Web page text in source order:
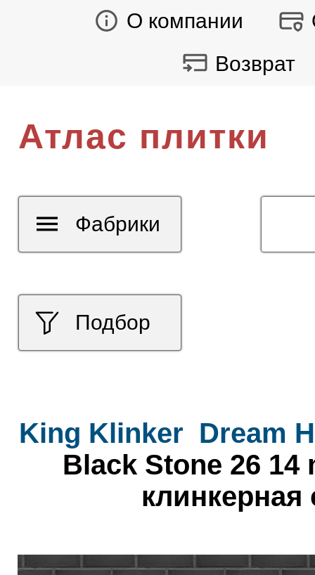
О компании
Возврат
Атлас плитки
Подбор
Фабрики
King Klinker Dream
Black Stone 26 14
клинкерная